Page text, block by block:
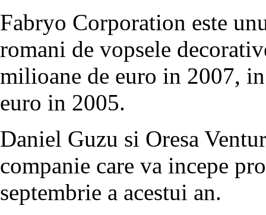
Fabryo Corporation este
romani de vopsele
milioane de euro in 2007,
euro in 2005.
Daniel Guzu si Oresa
companie care va incepe
septembrie a acestui an.